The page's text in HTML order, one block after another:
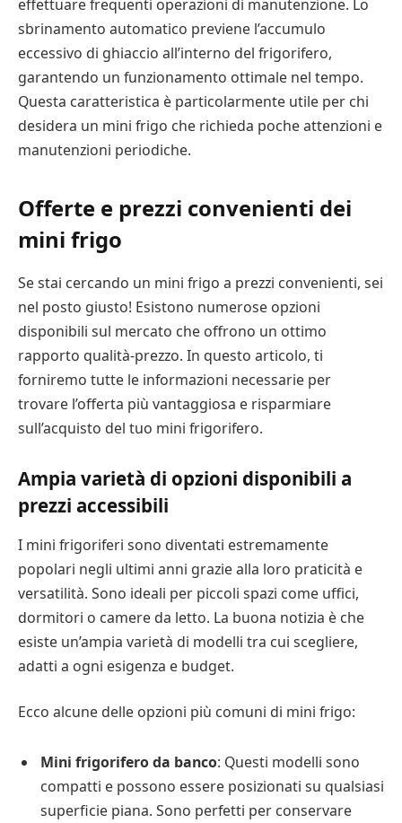
effettuare frequenti operazioni di manutenzione. Lo
sbrinamento automatico previene l’accumulo
eccessivo di ghiaccio all’interno del frigorifero,
garantendo un funzionamento ottimale nel tempo.
Questa caratteristica è particolarmente utile per chi
desidera un mini frigo che richieda poche attenzioni e
manutenzioni periodiche.
Offerte e prezzi convenienti dei
mini frigo
Se stai cercando un mini frigo a prezzi convenienti, sei
nel posto giusto! Esistono numerose opzioni
disponibili sul mercato che offrono un ottimo
rapporto qualità-prezzo. In questo articolo, ti
forniremo tutte le informazioni necessarie per
trovare l’offerta più vantaggiosa e risparmiare
sull’acquisto del tuo mini frigorifero.
Ampia varietà di opzioni disponibili a
prezzi accessibili
I mini frigoriferi sono diventati estremamente
popolari negli ultimi anni grazie alla loro praticità e
versatilità. Sono ideali per piccoli spazi come uffici,
dormitori o camere da letto. La buona notizia è che
esiste un’ampia varietà di modelli tra cui scegliere,
adatti a ogni esigenza e budget.
Ecco alcune delle opzioni più comuni di mini frigo:
Mini frigorifero da banco: Questi modelli sono
compatti e possono essere posizionati su qualsiasi
superficie piana. Sono perfetti per conservare